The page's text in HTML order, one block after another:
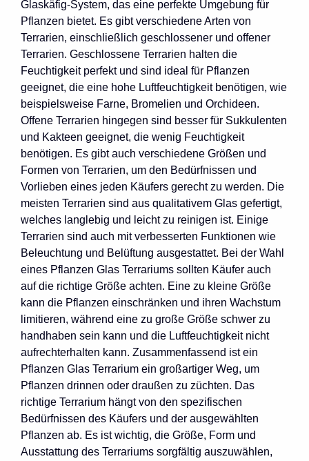
Glaskäfig-System, das eine perfekte Umgebung für
Pflanzen bietet. Es gibt verschiedene Arten von
Terrarien, einschließlich geschlossener und offener
Terrarien. Geschlossene Terrarien halten die
Feuchtigkeit perfekt und sind ideal für Pflanzen
geeignet, die eine hohe Luftfeuchtigkeit benötigen, wie
beispielsweise Farne, Bromelien und Orchideen.
Offene Terrarien hingegen sind besser für Sukkulenten
und Kakteen geeignet, die wenig Feuchtigkeit
benötigen. Es gibt auch verschiedene Größen und
Formen von Terrarien, um den Bedürfnissen und
Vorlieben eines jeden Käufers gerecht zu werden. Die
meisten Terrarien sind aus qualitativem Glas gefertigt,
welches langlebig und leicht zu reinigen ist. Einige
Terrarien sind auch mit verbesserten Funktionen wie
Beleuchtung und Belüftung ausgestattet. Bei der Wahl
eines Pflanzen Glas Terrariums sollten Käufer auch
auf die richtige Größe achten. Eine zu kleine Größe
kann die Pflanzen einschränken und ihren Wachstum
limitieren, während eine zu große Größe schwer zu
handhaben sein kann und die Luftfeuchtigkeit nicht
aufrechterhalten kann. Zusammenfassend ist ein
Pflanzen Glas Terrarium ein großartiger Weg, um
Pflanzen drinnen oder draußen zu züchten. Das
richtige Terrarium hängt von den spezifischen
Bedürfnissen des Käufers und der ausgewählten
Pflanzen ab. Es ist wichtig, die Größe, Form und
Ausstattung des Terrariums sorgfältig auszuwählen,